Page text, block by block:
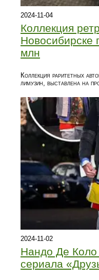
2024-11-04
Коллекция
Новосибирске
млн
Коллекция раритетных
лимузин, выставлена на
2024-11-02
Нандо Де Коло
сериала